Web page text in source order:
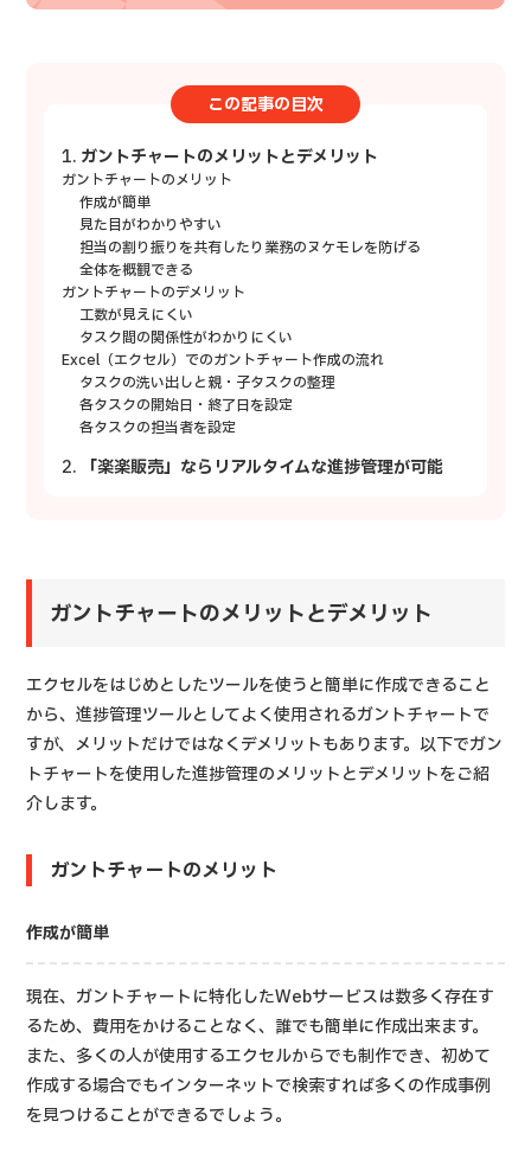
この記事の目次
ガントチャートのメリットとデメリット
ガントチャートのメリット
作成が簡単
見た目がわかりやすい
担当の割り振りを共有したり業務のヌケモレを防げる
全体を概観できる
ガントチャートのデメリット
工数が見えにくい
タスク間の関係性がわかりにくい
Excel（エクセル）でのガントチャート作成の流れ
タスクの洗い出しと親・子タスクの整理
各タスクの開始日・終了日を設定
各タスクの担当者を設定
「楽楽販売」ならリアルタイムな進捗管理が可能
ガントチャートのメリットとデメリット
エクセルをはじめとしたツールを使うと簡単に作成できること
から、進捗管理ツールとしてよく使用されるガントチャートで
すが、メリットだけではなくデメリットもあります。以下でガン
トチャートを使用した進捗管理のメリットとデメリットをご紹
介します。
ガントチャートのメリット
作成が簡単
現在、ガントチャートに特化したWebサービスは数多く存在す
るため、費用をかけることなく、誰でも簡単に作成出来ます。
また、多くの人が使用するエクセルからでも制作でき、初めて
作成する場合でもインターネットで検索すれば多くの作成事例
を見つけることができるでしょう。